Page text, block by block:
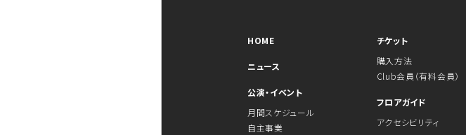
HOME
ニュース
公演・イベント
月間スケジュール
自主事業
チケット
購入方法
Club会員（有料会員）
フロアガイド
アクセシビリティ